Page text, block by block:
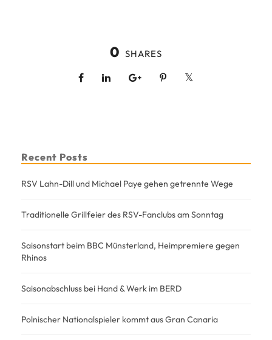
0 SHARES
Recent Posts
RSV Lahn-Dill und Michael Paye gehen getrennte Wege
Traditionelle Grillfeier des RSV-Fanclubs am Sonntag
Saisonstart beim BBC Münsterland, Heimpremiere gegen
Rhinos
Saisonabschluss bei Hand & Werk im BERD
Polnischer Nationalspieler kommt aus Gran Canaria